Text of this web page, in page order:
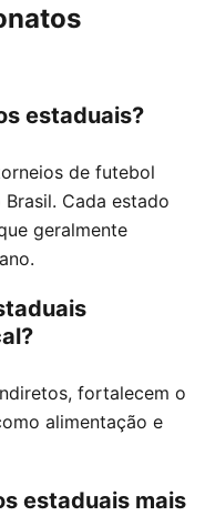
estaduais?
de futebol
Cada estado
geralmente
fortalecem o
alimentação e
estaduais mais